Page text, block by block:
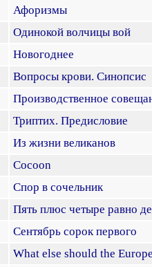
Афоризмы
Одинокой волчицы вой
Новогоднее
Вопросы крови. Синопсис
Производственное
Триптих. Предисловие
Из жизни великанов
Cocoon
Спор в сочельник
Пять плюс четыре равно
Сентябрь сорок первого
What else should the